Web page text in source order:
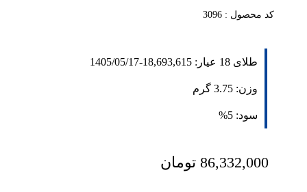
کد محصول : 3096
طلای 18 عیار: 18,693,615
-
1405/05/17
وزن: 3.75 گرم
سود: 5%
86,332,000 تومان